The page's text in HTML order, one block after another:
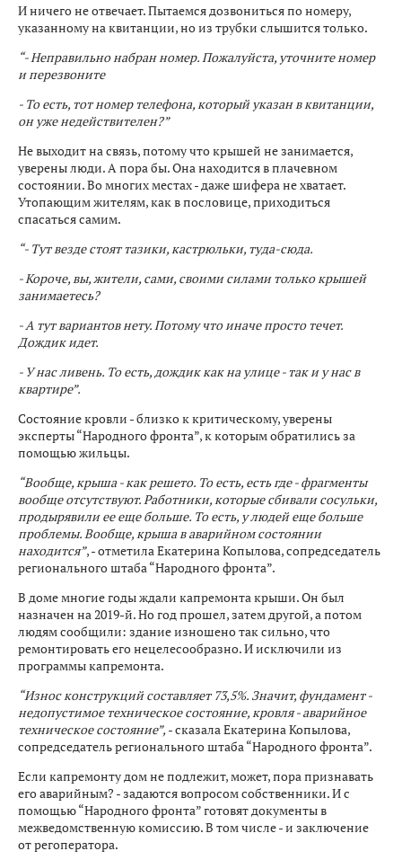
И ничего не отвечает. Пытаемся дозвониться по номеру,
указанному на квитанции, но из трубки слышится только.
“- Неправильно набран номер. Пожалуйста, уточните номер
и перезвоните
- То есть, тот номер телефона, который указан в квитанции,
он уже недействителен?”
Не выходит на связь, потому что крышей не занимается,
уверены люди. А пора бы. Она находится в плачевном
состоянии. Во многих местах - даже шифера не хватает.
Утопающим жителям, как в пословице, приходиться
спасаться самим.
“- Тут везде стоят тазики, кастрюльки, туда-сюда.
- Короче, вы, жители, сами, своими силами только крышей
занимаетесь?
- А тут вариантов нету. Потому что иначе просто течет.
Дождик идет.
- У нас ливень. То есть, дождик как на улице - так и у нас в
квартире”.
Состояние кровли - близко к критическому, уверены
эксперты “Народного фронта”, к которым обратились за
помощью жильцы.
“Вообще, крыша - как решето. То есть, есть где - фрагменты
вообще отсутствуют. Работники, которые сбивали сосульки,
продырявили ее еще больше. То есть, у людей еще больше
проблемы. Вообще, крыша в аварийном состоянии
находится”, - отметила Екатерина Копылова, сопредседатель
регионального штаба “Народного фронта”.
В доме многие годы ждали капремонта крыши. Он был
назначен на 2019-й. Но год прошел, затем другой, а потом
людям сообщили: здание изношено так сильно, что
ремонтировать его нецелесообразно. И исключили из
программы капремонта.
“Износ конструкций составляет 73,5%. Значит, фундамент -
недопустимое техническое состояние, кровля - аварийное
техническое состояние”, - сказала Екатерина Копылова,
сопредседатель регионального штаба “Народного фронта”.
Если капремонту дом не подлежит, может, пора признавать
его аварийным? - задаются вопросом собственники. И с
помощью “Народного фронта” готовят документы в
межведомственную комиссию. В том числе - и заключение
от регоператора.